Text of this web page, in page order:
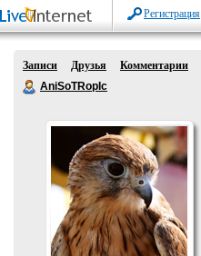
Регистрация
Записи Друзья
Комментарии
AniSoTRopIc